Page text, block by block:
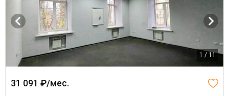
1 / 11
31 091 ₽/мес.